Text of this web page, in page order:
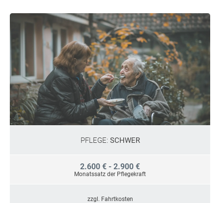
PFLEGE: SCHWER
2.600 € - 2.900 €
Monatssatz der Pflegekraft
zzgl. Fahrtkosten